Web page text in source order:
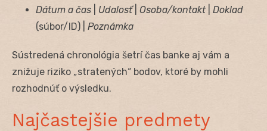
Dátum a čas Udalosť| Osoba/kontakt| Doklad
(súbor/ID) | Poznámka
Sústredená chronológia šetrí čas banke aj vám a
znižuje riziko „stratených“ bodov, ktoré by mohli
rozhodnúť o výsledku.
Najčastejšie predmety